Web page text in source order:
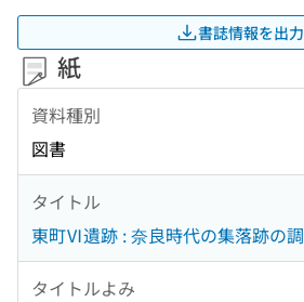
書誌情報を出力
紙
資料種別
図書
タイトル
東町Ⅵ遺跡 : 奈良時代の集落跡の
タイトルよみ